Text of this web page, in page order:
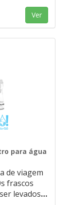
Ver
para água
de viagem
frascos
levados…